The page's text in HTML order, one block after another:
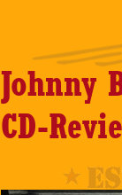
Johnny
CD-